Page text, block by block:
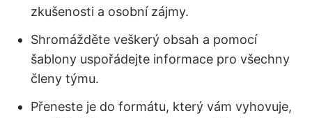
zkušenosti a osobní zájmy.
Shromážděte veškerý obsah a pomocí
šablony uspořádejte informace pro všechny
členy týmu.
Přeneste je do formátu, který vám vyhovuje,